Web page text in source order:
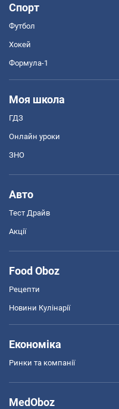
Спорт
Футбол
Хокей
Формула-1
Моя школа
ГДЗ
Онлайн уроки
ЗНО
Авто
Тест Драйв
Акції
Food Oboz
Рецепти
Новини Кулінарії
Економіка
Ринки та компанії
MedOboz